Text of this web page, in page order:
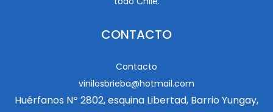
CONTACTO
Contacto
vinilosbrieba@hotmail.com
Huérfanos Nº 2802, esquina Libertad, Barrio Yungay,